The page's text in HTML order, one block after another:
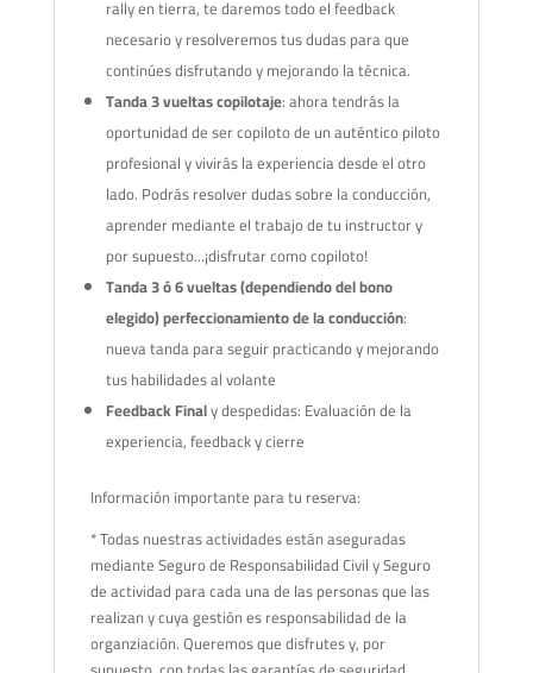
rally en tierra, te daremos todo el feedback
necesario y resolveremos tus dudas para que
continúes disfrutando y mejorando la técnica.
Tanda 3 vueltas copilotaje: ahora tendrás la
oportunidad de ser copiloto de un auténtico piloto
profesional y vivirás la experiencia desde el otro
lado. Podrás resolver dudas sobre la conducción,
aprender mediante el trabajo de tu instructor y
por supuesto...¡disfrutar como copiloto!
Tanda 3 ó 6 vueltas (dependiendo del bono
elegido) perfeccionamiento de la conducción:
nueva tanda para seguir practicando y mejorando
tus habilidades al volante
Feedback Finaly despedidas: Evaluación de la
experiencia, feedback y cierre
Información importante para tu reserva:
* Todas nuestras actividades están aseguradas
mediante Seguro de Responsabilidad Civil y Seguro
de actividad para cada una de las personas que las
realizan y cuya gestión es responsabilidad de la
organziación. Queremos que disfrutes y, por